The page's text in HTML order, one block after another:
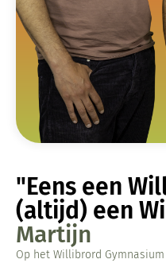
"Eens een
(altijd) een
Martijn
Op het Willibrord